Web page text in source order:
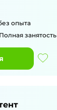
опыта
Полная занятость